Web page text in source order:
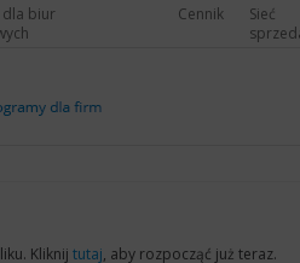
biur
Cennik
Sieć
Kliknij tutaj, aby rozpocząć już teraz.